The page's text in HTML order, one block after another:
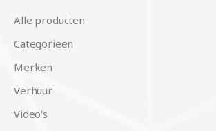
Alle producten
Categorieën
Merken
Verhuur
Video's